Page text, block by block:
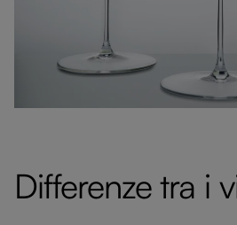
Differenze tra i